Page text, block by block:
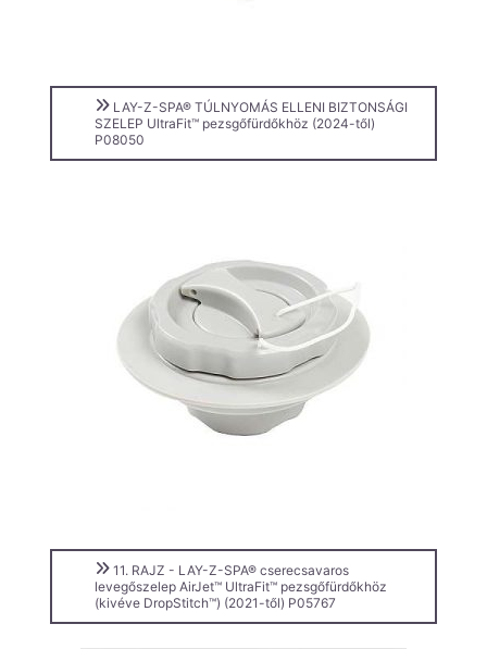
LAY-Z-SPA® TÚLNYOMÁS ELLENI BIZTONSÁGI
SZELEP UltraFit™ pezsgőfürdőkhöz (2024-től)
P08050
11. RAJZ - LAY-Z-SPA® cserecsavaros
levegőszelep AirJet™ UltraFit™ pezsgőfürdőkhöz
(kivéve DropStitch™) (2021-től) P05767